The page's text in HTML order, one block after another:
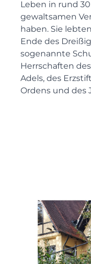
Leben in rund
gewaltsamen
haben. Sie
Ende des
sogenannte
Herrschaften
Adels, des
Ordens und des